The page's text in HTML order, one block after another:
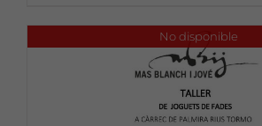
No disponible